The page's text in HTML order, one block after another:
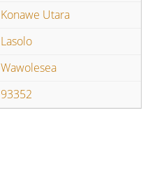
Konawe Utara
Lasolo
Wawolesea
93352